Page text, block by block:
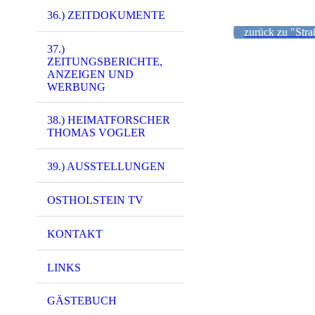
36.) ZEITDOKUMENTE
37.)
ZEITUNGSBERICHTE,
ANZEIGEN UND
WERBUNG
38.) HEIMATFORSCHER
THOMAS VOGLER
39.) AUSSTELLUNGEN
OSTHOLSTEIN TV
KONTAKT
LINKS
GÄSTEBUCH
zurück zu